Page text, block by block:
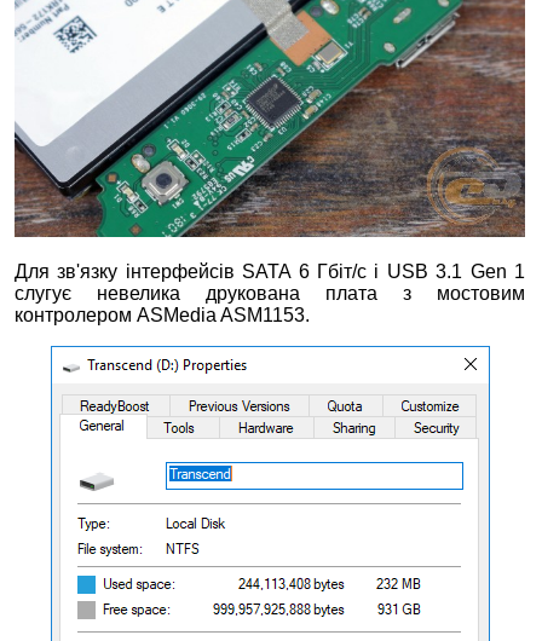
Для зв'язку інтерфейсів SATA 6 Гбіт/с і USB 3.1 Gen 1
слугує невелика друкована плата з мостовим
контролером ASMedia ASM1153.